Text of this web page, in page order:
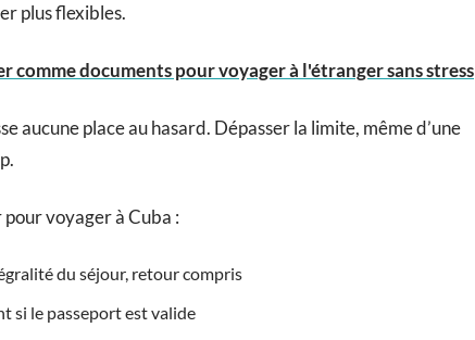
plus flexibles.
comme documents pour voyager à l'étranger sans stress
aucune place au hasard. Dépasser la limite, même d’une
voyager à Cuba :
du séjour, retour compris
si le passeport est valide